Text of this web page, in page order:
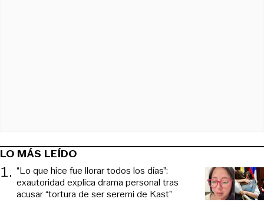
LO MÁS LEÍDO
1. “Lo que hice fue llorar todos los días”:
exautoridad explica drama personal tras
acusar “tortura de ser seremi de Kast”